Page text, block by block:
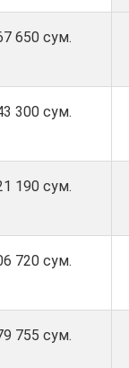
650 сум.
300 сум.
190 сум.
720 сум.
755 сум.